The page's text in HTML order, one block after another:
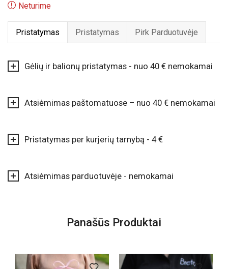
Neturime
Pristatymas Pristatymas Pirk Parduotuvėje
Gėlių ir balionų pristatymas - nuo 40 € nemokamai
Atsiėmimas paštomatuose – nuo 40 € nemokamai
Pristatymas per kurjerių tarnybą - 4 €
Atsiėmimas parduotuvėje - nemokamai
Panašūs Produktai